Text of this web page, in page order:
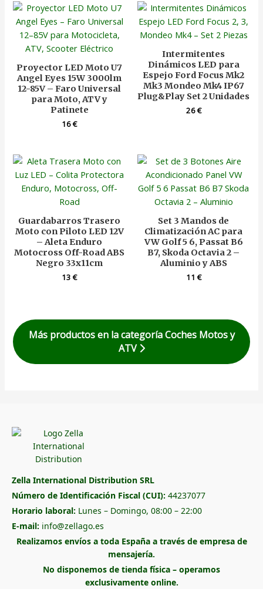
Proyector LED Moto U7
Angel Eyes 15W 3000lm
12-85V – Faro Universal
para Moto, ATV y
Patinete
16€
Intermitentes
Dinámicos LED para
Espejo Ford Focus Mk2
Mk3 Mondeo Mk4 IP67
Plug&Play Set 2 Unidades
26€
Guardabarros Trasero
Moto con Piloto LED 12V
– Aleta Enduro
Motocross Off-Road ABS
Negro 33x11cm
13€
Set 3 Mandos de
Climatización AC para
VW Golf 5 6, Passat B6
B7, Skoda Octavia 2 –
Aluminio y ABS
11€
Más productos en la categoría Coches Motos y
ATV
Zella International Distribution SRL
Número de Identificación Fiscal (CUI): 44237077
Horario laboral: Lunes – Domingo, 08:00 – 22:00
E-mail: info@zellago.es
Realizamos envíos a toda España a través de empresa de
mensajería.
No disponemos de tienda física – operamos
exclusivamente online.